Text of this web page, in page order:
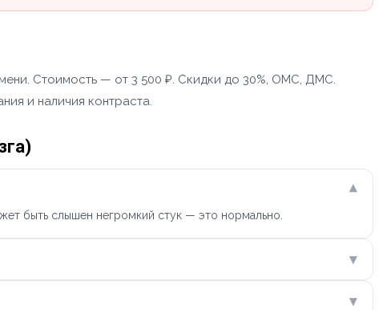
Стоимость — от 3 500 ₽. Скидки до 30%, ОМС, ДМС.
и наличия контраста.
▾
быть слышен негромкий стук — это нормально.
▾
▾